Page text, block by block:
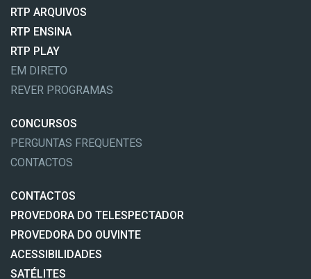
RTP ARQUIVOS
RTP ENSINA
RTP PLAY
EM DIRETO
REVER PROGRAMAS
CONCURSOS
PERGUNTAS FREQUENTES
CONTACTOS
CONTACTOS
PROVEDORA DO TELESPECTADOR
PROVEDORA DO OUVINTE
ACESSIBILIDADES
SATÉLITES